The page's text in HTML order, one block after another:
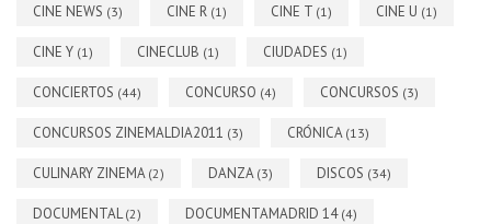
CINE NEWS (3) CINE R (1) CINE T (1) CINE U (1)
CINE Y (1) CINECLUB (1) CIUDADES (1)
CONCIERTOS (44) CONCURSO (4) CONCURSOS (3)
CONCURSOS ZINEMALDIA2011 (3) CRÓNICA (13)
CULINARY ZINEMA (2) DANZA (3) DISCOS (34)
DOCUMENTAL(2) DOCUMENTAMADRID 14 (4)